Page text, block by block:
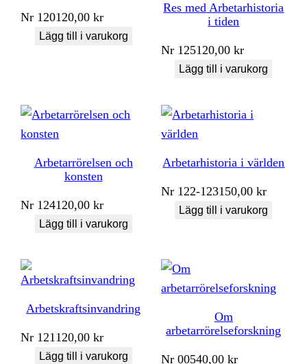
Nr 120120,00kr
Lägg till i varukorg
Res med Arbetarhistoria
i tiden
Nr 125120,00kr
Lägg till i varukorg
Arbetarrörelsen och
konsten
Nr 124120,00kr
Lägg till i varukorg
Arbetarhistoria i världen
Nr 122-123150,00kr
Lägg till i varukorg
Arbetskraftsinvandring
Nr 121120,00kr
Lägg till i varukorg
Om
arbetarrörelseforskning
Nr 00540,00kr